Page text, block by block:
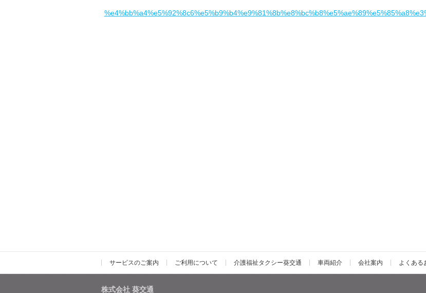
サービスのご案内 ご利用について 介護福祉タクシー葵交通 車両紹介 会社案内 よくある
株式会社 葵交通